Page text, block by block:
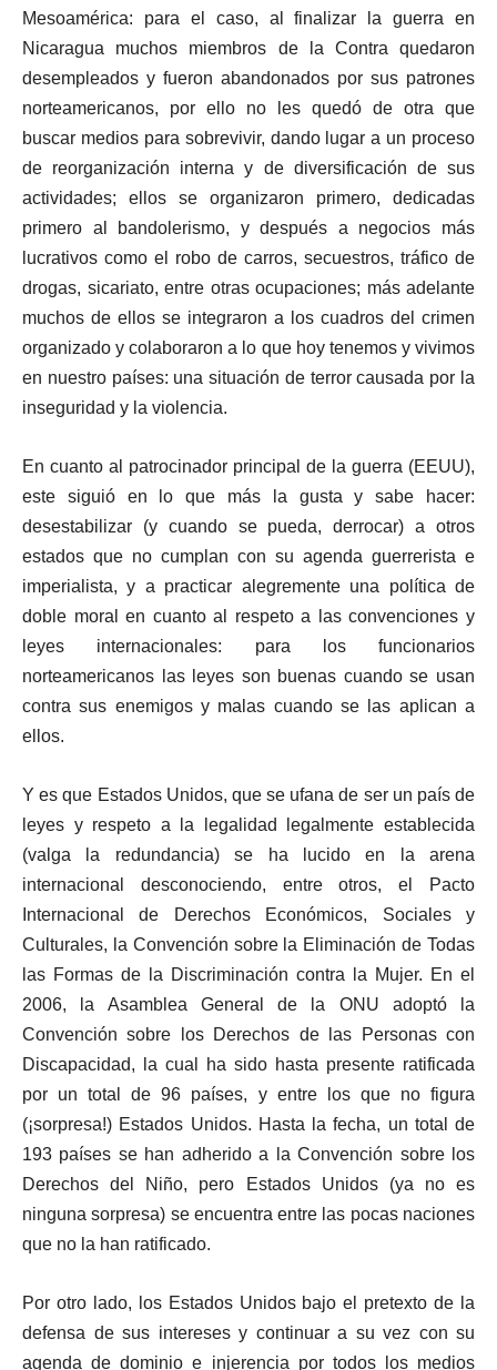
Mesoamérica: para el caso, al finalizar la guerra en
Nicaragua muchos miembros de la Contra quedaron
desempleados y fueron abandonados por sus patrones
norteamericanos, por ello no les quedó de otra que
buscar medios para sobrevivir, dando lugar a un proceso
de reorganización interna y de diversificación de sus
actividades; ellos se organizaron primero, dedicadas
primero al bandolerismo, y después a negocios más
lucrativos como el robo de carros, secuestros, tráfico de
drogas, sicariato, entre otras ocupaciones; más adelante
muchos de ellos se integraron a los cuadros del crimen
organizado y colaboraron a lo que hoy tenemos y vivimos
en nuestro países: una situación de terror causada por la
inseguridad y la violencia.
En cuanto al patrocinador principal de la guerra (EEUU),
este siguió en lo que más la gusta y sabe hacer:
desestabilizar (y cuando se pueda, derrocar) a otros
estados que no cumplan con su agenda guerrerista e
imperialista, y a practicar alegremente una política de
doble moral en cuanto al respeto a las convenciones y
leyes internacionales: para los funcionarios
norteamericanos las leyes son buenas cuando se usan
contra sus enemigos y malas cuando se las aplican a
ellos.
Y es que Estados Unidos, que se ufana de ser un país de
leyes y respeto a la legalidad legalmente establecida
(valga la redundancia) se ha lucido en la arena
internacional desconociendo, entre otros, el Pacto
Internacional de Derechos Económicos, Sociales y
Culturales, la Convención sobre la Eliminación de Todas
las Formas de la Discriminación contra la Mujer. En el
2006, la Asamblea General de la ONU adoptó la
Convención sobre los Derechos de las Personas con
Discapacidad, la cual ha sido hasta presente ratificada
por un total de 96 países, y entre los que no figura
(¡sorpresa!) Estados Unidos. Hasta la fecha, un total de
193 países se han adherido a la Convención sobre los
Derechos del Niño, pero Estados Unidos (ya no es
ninguna sorpresa) se encuentra entre las pocas naciones
que no la han ratificado.
Por otro lado, los Estados Unidos bajo el pretexto de la
defensa de sus intereses y continuar a su vez con su
agenda de dominio e injerencia por todos los medios